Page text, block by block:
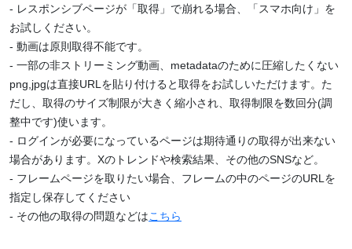
- レスポンシブページが「取得」で崩れる場合、「スマホ向け」を
お試しください。
- 動画は原則取得不能です。
- 一部の非ストリーミング動画、metadataのために圧縮したくない
png,jpgは直接URLを貼り付けると取得をお試しいただけます。た
だし、取得のサイズ制限が大きく縮小され、取得制限を数回分(調
整中です)使います。
- ログインが必要になっているページは期待通りの取得が出来ない
場合があります。Xのトレンドや検索結果、その他のSNSなど。
- フレームページを取りたい場合、フレームの中のページのURLを
指定し保存してください
- その他の取得の問題などはこちら